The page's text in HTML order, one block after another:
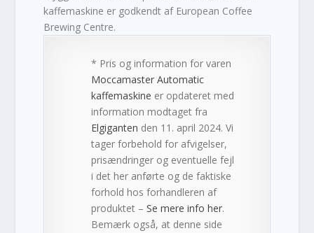
kaffemaskine er godkendt af European Coffee
Brewing Centre.
* Pris og information for varen
Moccamaster Automatic
kaffemaskine er opdateret med
information modtaget fra
Elgiganten den 11. april 2024. Vi
tager forbehold for afvigelser,
prisændringer og eventuelle fejl
i det her anførte og de faktiske
forhold hos forhandleren af
produktet –Se mere info her.
Bemærk også, at denne side